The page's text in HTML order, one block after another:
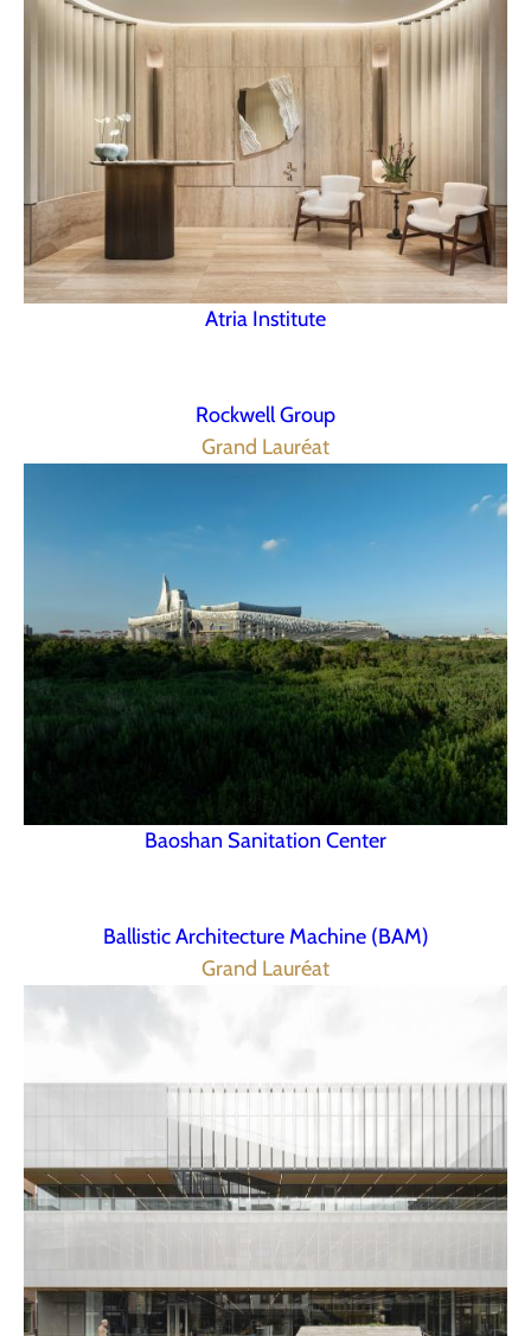
Atria Institute
Rockwell Group
Grand Lauréat
Baoshan Sanitation Center
Ballistic Architecture Machine (BAM)
Grand Lauréat